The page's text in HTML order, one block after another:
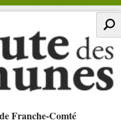
Franche-Comté